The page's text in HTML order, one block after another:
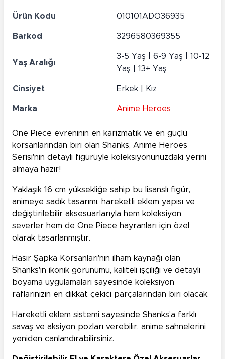
Ürün Kodu 010101ADO36935
Barkod 3296580369355
Yaş Aralığı
3-5 Yaş | 6-9 Yaş | 10-12
Yaş | 13+ Yaş
Cinsiyet Erkek | Kız
Marka Anime Heroes
One Piece evreninin en karizmatik ve en güçlü
korsanlarından biri olan Shanks, Anime Heroes
Serisi'nin detaylı figürüyle koleksiyonunuzdaki yerini
almaya hazır!
Yaklaşık 16 cm yüksekliğe sahip bu lisanslı figür,
animeye sadık tasarımı, hareketli eklem yapısı ve
değiştirilebilir aksesuarlarıyla hem koleksiyon
severler hem de One Piece hayranları için özel
olarak tasarlanmıştır.
Hasır Şapka Korsanları'nın ilham kaynağı olan
Shanks'ın ikonik görünümü, kaliteli işçiliği ve detaylı
boyama uygulamaları sayesinde koleksiyon
raflarınızın en dikkat çekici parçalarından biri olacak.
Hareketli eklem sistemi sayesinde Shanks'a farklı
savaş ve aksiyon pozları verebilir, anime sahnelerini
yeniden canlandırabilirsiniz.